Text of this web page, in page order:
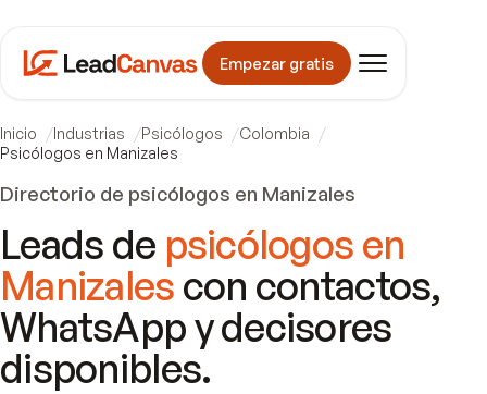
Empezar gratis
Inicio Industrias Psicólogos
Colombia
Psicólogos en Manizales
Directorio de psicólogos en Manizales
Leads de psicólogos en
Manizales con contactos,
WhatsApp y decisores
disponibles.